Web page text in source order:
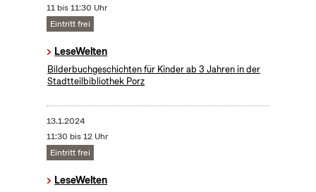
11 bis 11:30 Uhr
Eintritt frei
LeseWelten
Bilderbuchgeschichten für Kinder ab 3 Jahren in der
Stadtteilbibliothek Porz
13.1.2024
11:30 bis 12 Uhr
Eintritt frei
LeseWelten